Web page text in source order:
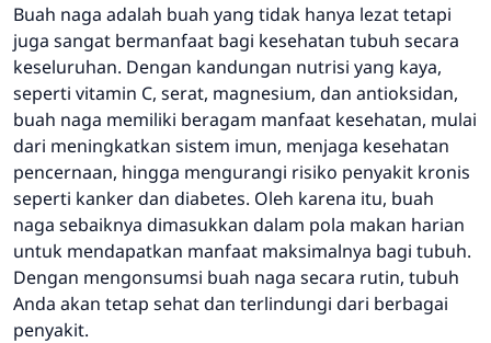
Buah naga adalah buah yang tidak hanya lezat tetapi
juga sangat bermanfaat bagi kesehatan tubuh secara
keseluruhan. Dengan kandungan nutrisi yang kaya,
seperti vitamin C, serat, magnesium, dan antioksidan,
buah naga memiliki beragam manfaat kesehatan, mulai
dari meningkatkan sistem imun, menjaga kesehatan
pencernaan, hingga mengurangi risiko penyakit kronis
seperti kanker dan diabetes. Oleh karena itu, buah
naga sebaiknya dimasukkan dalam pola makan harian
untuk mendapatkan manfaat maksimalnya bagi tubuh.
Dengan mengonsumsi buah naga secara rutin, tubuh
Anda akan tetap sehat dan terlindungi dari berbagai
penyakit.